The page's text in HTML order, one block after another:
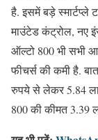
है. इसमें बड़े स्मार्टप्ले
माउंटेड कंट्रोल, नए
ऑल्टो 800 भी सभी
फीचर्स की कमी है.
रुपये से लेकर 5.84
800 की कीमत 3.39